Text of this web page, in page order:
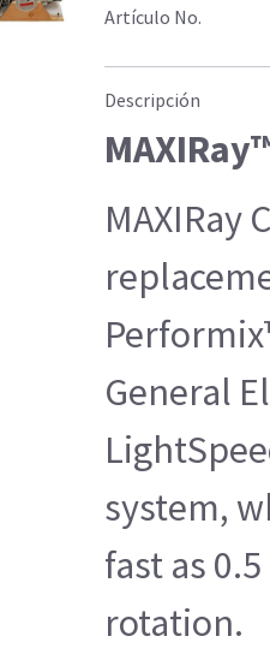
Artículo No.
Descripción
MAXIRay
General
system,
fast as
rotation.